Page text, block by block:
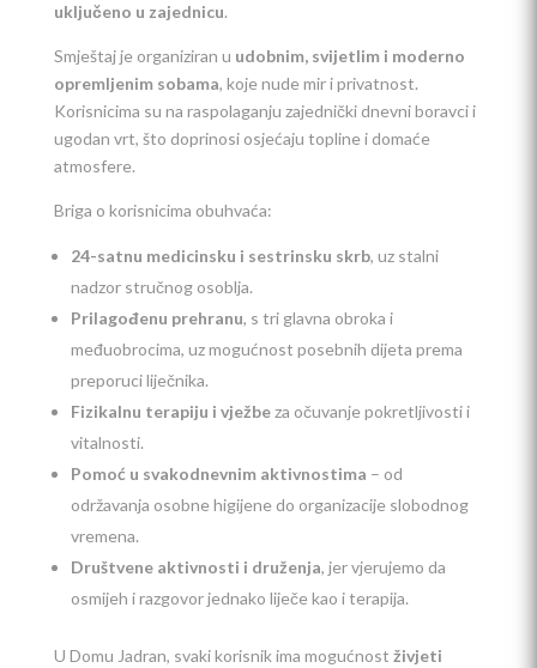
uključeno u zajednicu.
Smještaj je organiziran u udobnim, svijetlim i moderno
opremljenim sobama, koje nude mir i privatnost.
Korisnicima su na raspolaganju zajednički dnevni boravci i
ugodan vrt, što doprinosi osjećaju topline i domaće
atmosfere.
Briga o korisnicima obuhvaća:
24-satnu medicinsku i sestrinsku skrb, uz stalni
nadzor stručnog osoblja.
Prilagođenu prehranu, s tri glavna obroka i
međuobrocima, uz mogućnost posebnih dijeta prema
preporuci liječnika.
Fizikalnu terapiju i vježbeza očuvanje pokretljivosti i
vitalnosti.
Pomoć u svakodnevnim aktivnostima – od
održavanja osobne higijene do organizacije slobodnog
vremena.
Društvene aktivnosti i druženja, jer vjerujemo da
osmijeh i razgovor jednako liječe kao i terapija.
U Domu Jadran, svaki korisnik ima mogućnost živjeti